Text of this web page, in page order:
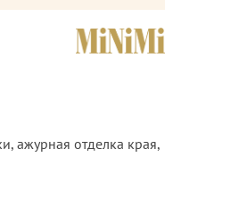
ажурная отделка края,